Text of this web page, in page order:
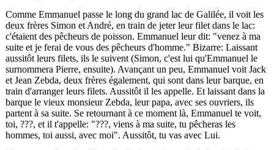
Comme Emmanuel passe le long du grand lac de Galilée, il voit les
deux frères Simon et André, en train de jeter leur filet dans le lac:
c'étaient des pêcheurs de poisson. Emmanuel leur dit: "venez à ma
suite et je ferai de vous des pêcheurs d'homme." Bizarre: Laissant
aussitôt leurs filets, ils le suivent (Simon, c'est lui qu'Emmanuel le
surnommera Pierre, ensuite). Avançant un peu, Emmanuel voit Jack
et Jean Zebda, deux frères également, qui sont dans leur barque, en
train d'arranger leurs filets. Aussitôt il les appelle. Et laissant dans la
barque le vieux monsieur Zebda, leur papa, avec ses ouvriers, ils
partent à sa suite. Se retournant à ce moment là, Emmanuel te voit,
toi, ???, et il t'appelle: "???, viens à ma suite, tu pêcheras les
hommes, toi aussi, avec moi". Aussitôt, tu vas avec Lui.